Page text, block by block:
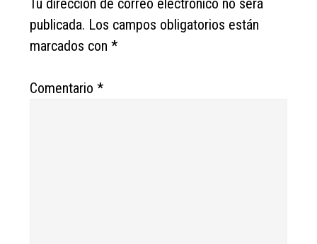
Tu dirección de correo electrónico no será
publicada. Los campos obligatorios están
marcados con*
Comentario*